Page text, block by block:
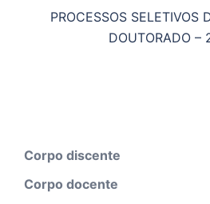
PROCESSOS SELETIVOS
DOUTORADO –
Corpo discente
Corpo docente